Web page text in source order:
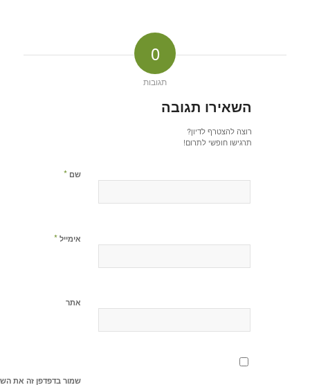
0
תגובות
השאירו תגובה
רוצה להצטרף לדיון?
תרגישו חופשי לתרום!
שם *
אימייל *
אתר
שמור בדפדפן זה את